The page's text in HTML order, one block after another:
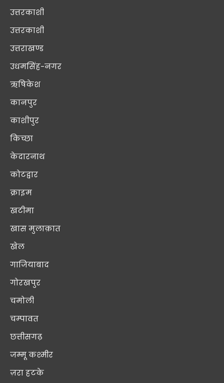
उत्तरकाशी
उत्तरकाशी
उत्तराखण्ड
उधमसिंह-नगर
ऋषिकेश
कानपुर
काशीपुर
किच्छा
केदारनाथ
कोटद्वार
क्राइम
खटीमा
खास मुलाक़ात
खेल
गाजियाबाद
गोरखपुर
चमोली
चम्पावत
छत्तीसगढ़
जम्मू कश्मीर
ज़रा हटके